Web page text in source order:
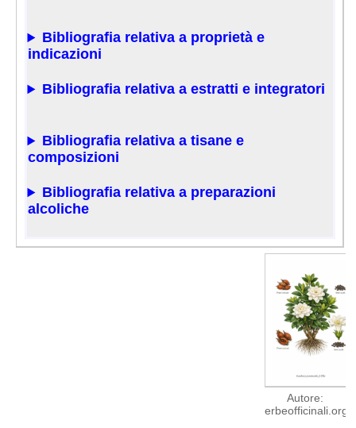
Bibliografia relativa a proprietà e
indicazioni
Bibliografia relativa a estratti e integratori
Bibliografia relativa a tisane e
composizioni
Bibliografia relativa a preparazioni
alcoliche
Autore:
erbeofficinali.org